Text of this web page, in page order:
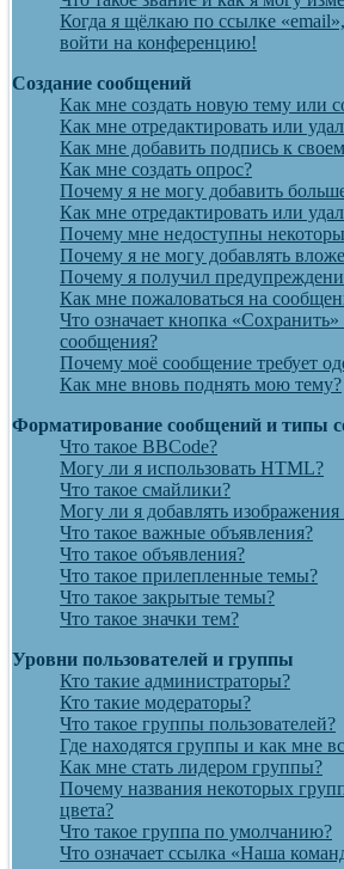
Когда я щёлкаю по ссылке
войти на конференцию!
Создание сообщений
Как мне создать новую тему или
Как мне отредактировать или
Как мне добавить подпись к
Как мне создать опрос?
Почему я не могу добавить
Как мне отредактировать или
Почему мне недоступны
Почему я не могу добавлять
Почему я получил
Как мне пожаловаться на
Что означает кнопка
сообщения?
Почему моё сообщение требует
Как мне вновь поднять мою тему?
Форматирование сообщений и типы
Что такое BBCode?
Могу ли я использовать HTML?
Что такое смайлики?
Могу ли я добавлять
Что такое важные объявления?
Что такое объявления?
Что такое прилепленные темы?
Что такое закрытые темы?
Что такое значки тем?
Уровни пользователей и группы
Кто такие администраторы?
Кто такие модераторы?
Что такое группы пользователей?
Где находятся группы и как мне
Как мне стать лидером группы?
Почему названия некоторых
цвета?
Что такое группа по умолчанию?
Что означает ссылка «Наша